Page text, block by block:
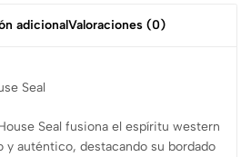
adicionalValoraciones (0)
Seal
Seal fusiona el espíritu western
y auténtico, destacando su bordado